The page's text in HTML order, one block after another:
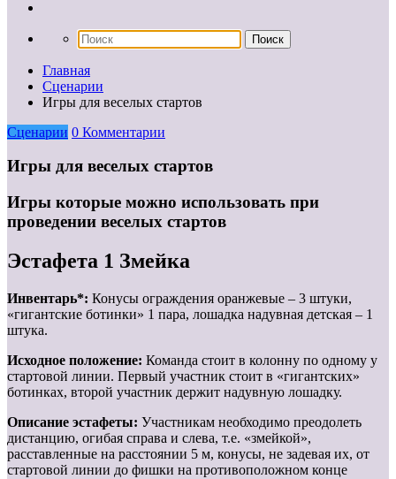
Главная
Сценарии
Игры для веселых стартов
Сценарии 0 Комментарии
Игры для веселых стартов
Игры которые можно использовать при
проведении веселых стартов
Эстафета 1 Змейка
Инвентарь*: Конусы ограждения оранжевые – 3 штуки,
«гигантские ботинки» 1 пара, лошадка надувная детская – 1
штука.
Исходное положение: Команда стоит в колонну по одному у
стартовой линии. Первый участник стоит в «гигантских»
ботинках, второй участник держит надувную лошадку.
Описание эстафеты: Участникам необходимо преодолеть
дистанцию, огибая справа и слева, т.е. «змейкой»,
расставленные на расстоянии 5 м, конусы, не задевая их, от
стартовой линии до фишки на противоположном конце